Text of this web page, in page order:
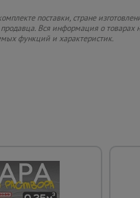
поставки, стране
Вся информация о
функций и характеристик.